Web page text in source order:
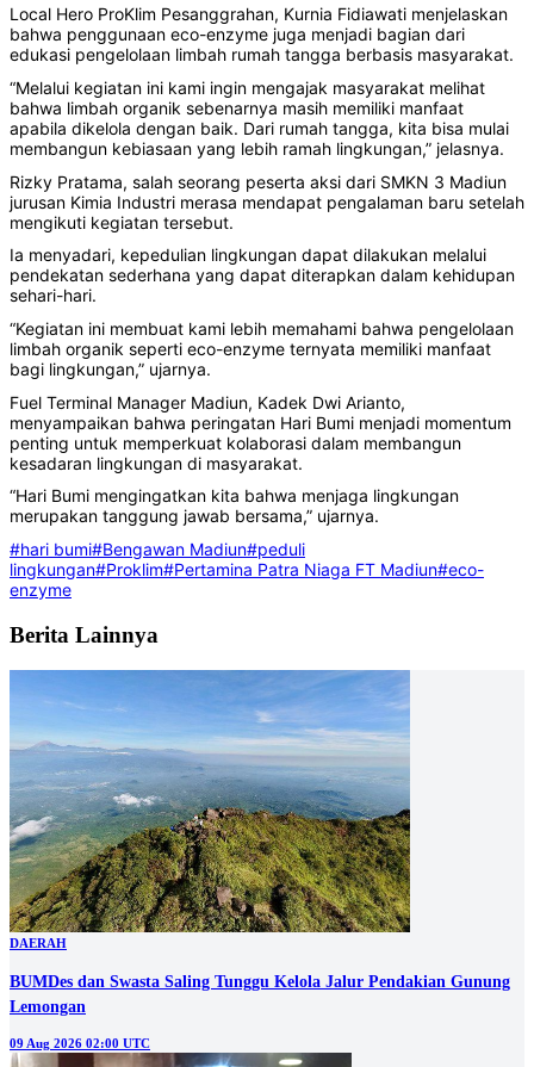
Local Hero ProKlim Pesanggrahan, Kurnia Fidiawati menjelaskan
bahwa penggunaan eco-enzyme juga menjadi bagian dari
edukasi pengelolaan limbah rumah tangga berbasis masyarakat.
“Melalui kegiatan ini kami ingin mengajak masyarakat melihat
bahwa limbah organik sebenarnya masih memiliki manfaat
apabila dikelola dengan baik. Dari rumah tangga, kita bisa mulai
membangun kebiasaan yang lebih ramah lingkungan,” jelasnya.
Rizky Pratama, salah seorang peserta aksi dari SMKN 3 Madiun
jurusan Kimia Industri merasa mendapat pengalaman baru setelah
mengikuti kegiatan tersebut.
Ia menyadari, kepedulian lingkungan dapat dilakukan melalui
pendekatan sederhana yang dapat diterapkan dalam kehidupan
sehari-hari.
“Kegiatan ini membuat kami lebih memahami bahwa pengelolaan
limbah organik seperti eco-enzyme ternyata memiliki manfaat
bagi lingkungan,” ujarnya.
Fuel Terminal Manager Madiun, Kadek Dwi Arianto,
menyampaikan bahwa peringatan Hari Bumi menjadi momentum
penting untuk memperkuat kolaborasi dalam membangun
kesadaran lingkungan di masyarakat.
“Hari Bumi mengingatkan kita bahwa menjaga lingkungan
merupakan tanggung jawab bersama,” ujarnya.
#hari bumi#Bengawan Madiun#peduli
lingkungan#Proklim#Pertamina Patra Niaga FT Madiun#eco-
enzyme
Berita Lainnya
DAERAH
BUMDes dan Swasta Saling Tunggu Kelola Jalur Pendakian Gunung
Lemongan
09 Aug 2026 02:00 UTC